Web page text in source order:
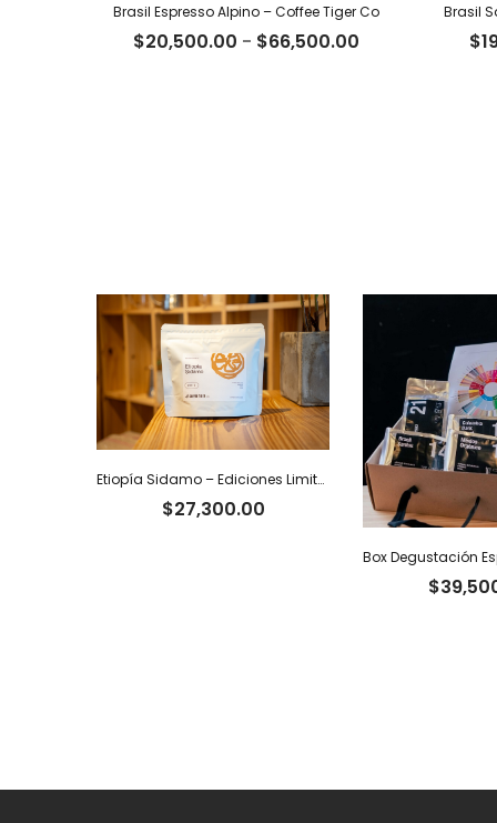
Brasil Espresso Alpino – Coffee Tiger Co
$20,500.00 - $66,500.00
Brasil
$
Etiopía Sidamo – Ediciones Limitadas Tiger
$27,300.00
$